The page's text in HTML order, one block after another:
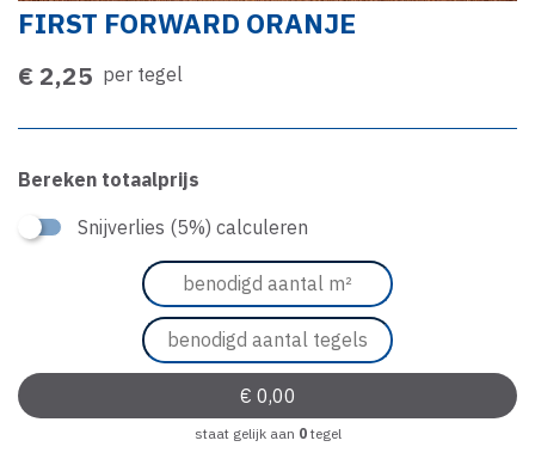
FIRST FORWARD ORANJE
€ 2,25 per tegel
Bereken totaalprijs
Snijverlies (5%) calculeren
staat gelijk aan 0tegel